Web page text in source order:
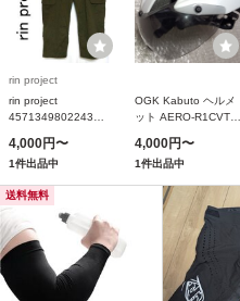
rin project
rin project
4571349802243
レッチサイクルショー
トパンツ カーキ S
4,000円〜
1件出品中
OGK Kabuto ヘルメ
ット AERO-R1CVTR
イト オーバーシェル
モデル トライアスロ
ン ヘルメット 自転車
4,000円〜
1件出品中
送料無料